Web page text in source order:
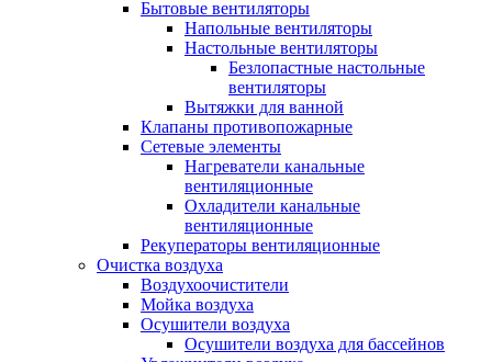
Бытовые вентиляторы
Напольные вентиляторы
Настольные вентиляторы
Безлопастные настольные
вентиляторы
Вытяжки для ванной
Клапаны противопожарные
Сетевые элементы
Нагреватели канальные
вентиляционные
Охладители канальные
вентиляционные
Рекуператоры вентиляционные
Очистка воздуха
Воздухоочистители
Мойка воздуха
Осушители воздуха
Осушители воздуха для бассейнов